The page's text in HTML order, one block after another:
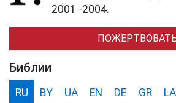
2001−2004.
Библии
RU BY UA EN DE GR